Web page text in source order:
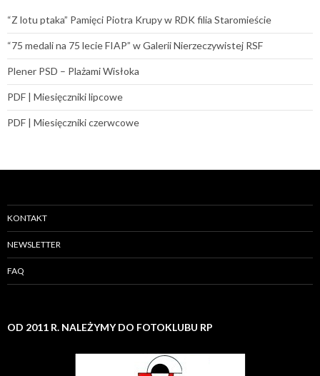
“Z lotu ptaka” Pamięci Piotra Krupy w RDK filia Staromieście
“75 medali na 75 lecie FIAP” w Galerii Nierzeczywistej RSF
Plener PSD – Plażami Wisłoka
PDF | Miesięczniki lipcowe
PDF | Miesięczniki czerwcowe
KONTAKT
NEWSLETTER
FAQ
OD 2011 R. NALEŻYMY DO FOTOKLUBU RP